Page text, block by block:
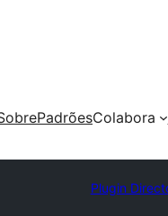
PadrõesColabora
Plugin